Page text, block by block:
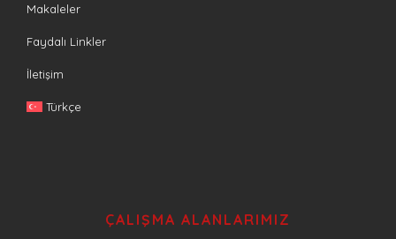
Makaleler
Faydalı Linkler
İletişim
Türkçe
ÇALIŞMA ALANLARIMIZ